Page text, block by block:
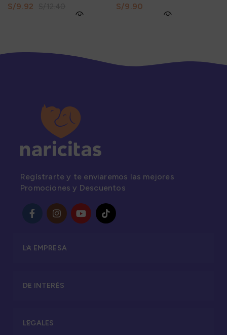
330Gr
S/9.92 S/
Regístrarte y te enviaremos las mejores
Promociones y Descuentos
LA EMPRESA
DE INTERÉS
LEGALES